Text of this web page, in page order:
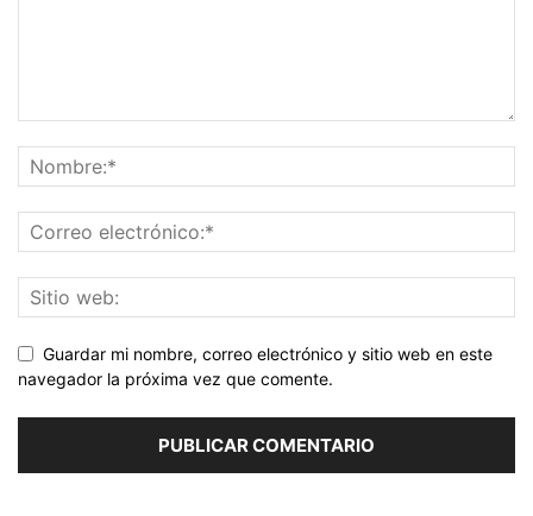
Guardar mi nombre, correo electrónico y sitio web en este
navegador la próxima vez que comente.